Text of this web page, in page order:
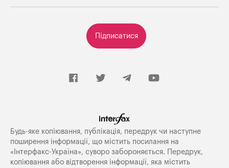
Підписатися
Будь-яке копiювання, публiкацiя, передрук чи наступне
поширення iнформацiї, що мiстить посилання на
«Iнтерфакс-Україна», суворо забороняється. Передрук,
копіювання або відтворення інформації, яка містить